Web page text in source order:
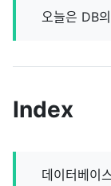
오늘은 DB
Index
데이터베이